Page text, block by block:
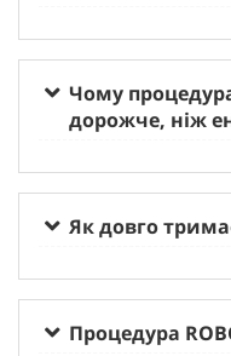
Чому
дорожче, ніж
Як довго
Процедура